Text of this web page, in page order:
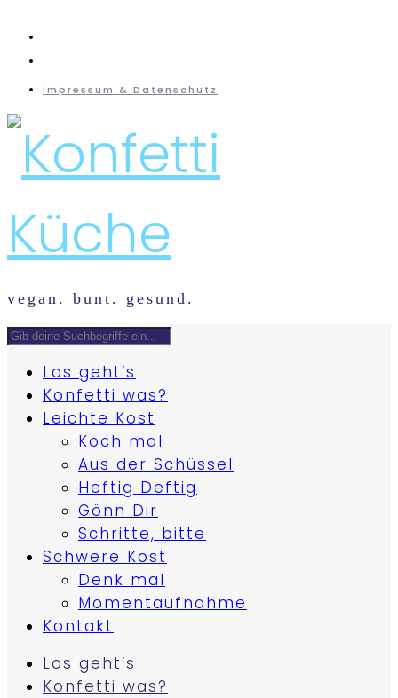
Impressum & Datenschutz
vegan. bunt. gesund.
Los geht’s
Konfetti was?
Leichte Kost
Koch mal
Aus der Schüssel
Heftig Deftig
Gönn Dir
Schritte, bitte
Schwere Kost
Denk mal
Momentaufnahme
Kontakt
Los geht’s
Konfetti was?